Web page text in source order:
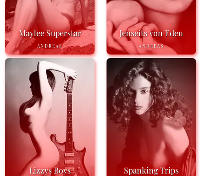
Maylee Superstar
ANDREAS
Jenseits von Eden
ANDREAS
Lizzys Boys Spanking Trips